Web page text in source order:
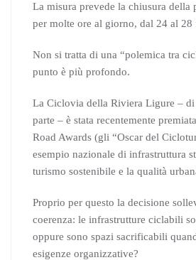
La misura prevede la chiusura della
per molte ore al giorno, dal 24 al 28
Non si tratta di una “polemica tra
punto è più profondo.
La Ciclovia della Riviera Ligure –
parte – è stata recentemente
Road Awards (gli “Oscar del
esempio nazionale di infrastruttura
turismo sostenibile e la qualità
Proprio per questo la decisione
coerenza: le infrastrutture ciclabili
oppure sono spazi sacrificabili
esigenze organizzative?